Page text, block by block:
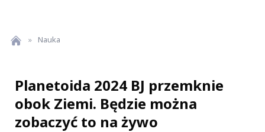
» Nauka
Planetoida 2024 BJ przemknie
obok Ziemi. Będzie można
zobaczyć to na żywo